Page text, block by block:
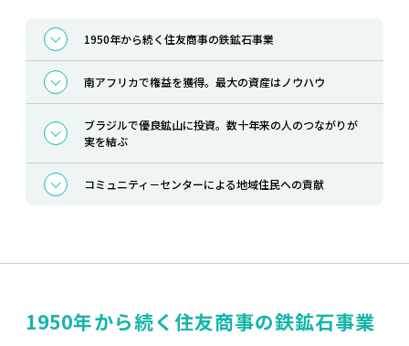
1950年から続く住友商事の鉄鉱石事業
南アフリカで権益を獲得。最大の資産はノウハウ
ブラジルで優良鉱山に投資。数十年来の人のつながりが
実を結ぶ
コミュニティ－センターによる地域住民への貢献
1950年から続く住友商事の鉄鉱石事業